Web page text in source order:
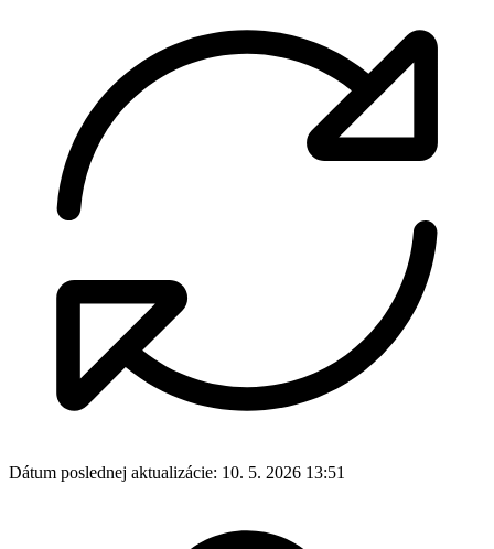
Dátum poslednej aktualizácie: 10. 5. 2026 13:51